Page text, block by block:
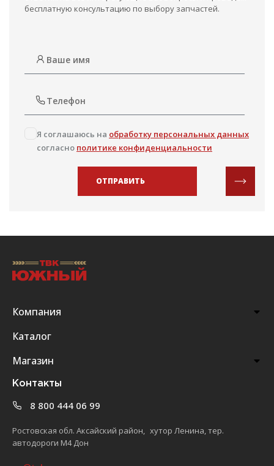
бесплатную консультацию по выбору запчастей.
Я соглашаюсь на обработку персональных данных
согласно политике конфиденциальности
ОТПРАВИТЬ
Компания
Каталог
Магазин
Контакты
8 800 444 06 99
Ростовская обл. Аксайский район, хутор Ленина, тер.
автодороги М4 Дон